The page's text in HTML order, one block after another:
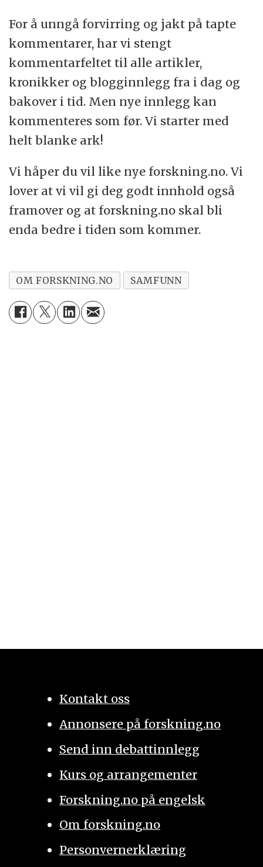
For å unngå forvirring og jakt på tapte
kommentarer, har vi stengt
kommentarfeltet til alle artikler,
kronikker og blogginnlegg fra i dag og
bakover i tid. Men nye innlegg kan
kommenteres som før. Vi starter med
helt blanke ark!
Vi håper du vil like nye forskning.no. Vi
lover at vi vil gi deg godt innhold også
framover og at forskning.no skal bli
enda bedre i tiden som kommer.
OM FORSKNING.NO SAMFUNN
Kontakt oss
Annonsere på forskning.no
Send inn debattinnlegg
Kurs og arrangementer
Forskning.no på engelsk
Om forskning.no
Personvernerklæring